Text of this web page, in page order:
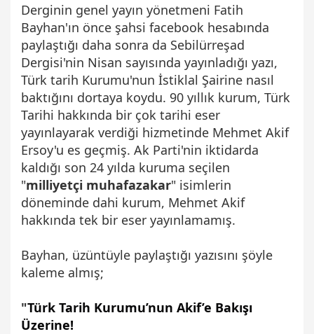
Derginin genel yayın yönetmeni Fatih
Bayhan'ın önce şahsi facebook hesabında
paylaştığı daha sonra da Sebilürreşad
Dergisi'nin Nisan sayısında yayınladığı yazı,
Türk tarih Kurumu'nun İstiklal Şairine nasıl
baktığını dortaya koydu. 90 yıllık kurum, Türk
Tarihi hakkında bir çok tarihi eser
yayınlayarak verdiği hizmetinde Mehmet Akif
Ersoy'u es geçmiş. Ak Parti'nin iktidarda
kaldığı son 24 yılda kuruma seçilen
"milliyetçi muhafazakar" isimlerin
döneminde dahi kurum, Mehmet Akif
hakkında tek bir eser yayınlamamış.
Bayhan, üzüntüyle paylaştığı yazısını şöyle
kaleme almış;
"Türk Tarih Kurumu’nun Akif’e Bakışı
Üzerine!